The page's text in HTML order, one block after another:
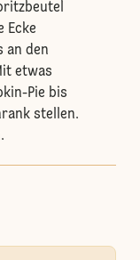
Ecke
an den
etwas
Pie bis
stellen.